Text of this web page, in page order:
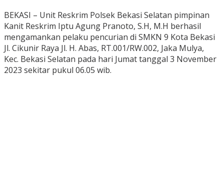
BEKASI – Unit Reskrim Polsek Bekasi Selatan pimpinan
Kanit Reskrim Iptu Agung Pranoto, S.H, M.H berhasil
mengamankan pelaku pencurian di SMKN 9 Kota Bekasi
Jl. Cikunir Raya Jl. H. Abas, RT.001/RW.002, Jaka Mulya,
Kec. Bekasi Selatan pada hari Jumat tanggal 3 November
2023 sekitar pukul 06.05 wib.